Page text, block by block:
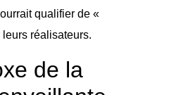
qualifier de «
réalisateurs.
de la